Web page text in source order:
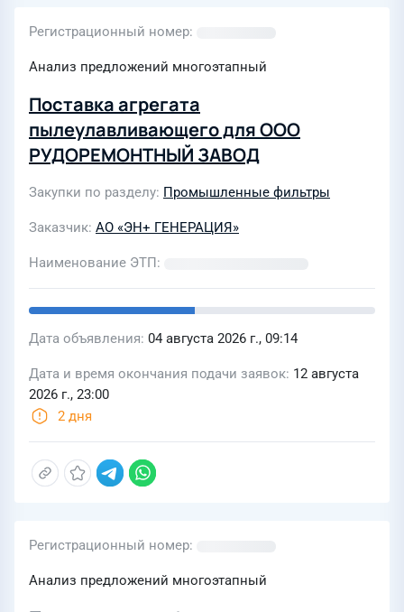
Регистрационный номер
Анализ предложений многоэтапный
Поставка агрегата
пылеулавливающего для ООО
РУДОРЕМОНТНЫЙ ЗАВОД
Закупки по разделу Промышленные фильтры
Заказчик АО «ЭН+ ГЕНЕРАЦИЯ»
Наименование ЭТП
Дата объявления 04 августа 2026 г., 09:14
Дата и время окончания подачи заявок 12 августа
2026 г., 23:00
2 дня
Регистрационный номер
Анализ предложений многоэтапный